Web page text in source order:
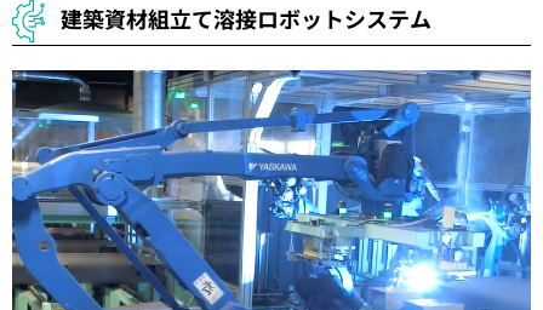
建築資材組立て溶接ロボットシステム